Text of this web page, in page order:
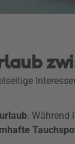
. Während